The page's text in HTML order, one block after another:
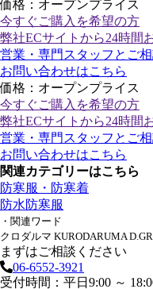
価格：オープンプライス
今すぐご購入 を希望の方
弊社ECサイトから24時間
営業・専門スタッフとご
お問い合わせはこちら
価格：オープンプライス
今すぐご購入 を希望の方
弊社ECサイトから24時間
営業・専門スタッフとご
お問い合わせはこちら
関連カテゴリーはこちら
防寒服・防寒着
防水防寒服
・関連ワード
クロダルマ KURODARUMA
まずはご相談ください
06-6552-3921
受付時間：平日9:00 ～